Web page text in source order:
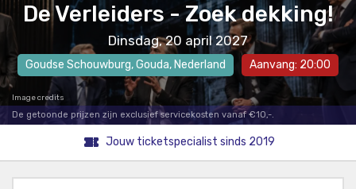
De Verleiders - Zoek dekking!
Dinsdag, 20 april 2027
Goudse Schouwburg,Gouda, Nederland Aanvang: 20:00
Image credits
De getoonde prijzen zijn exclusief servicekosten vanaf €10,-.
Jouw ticketspecialist sinds 2019